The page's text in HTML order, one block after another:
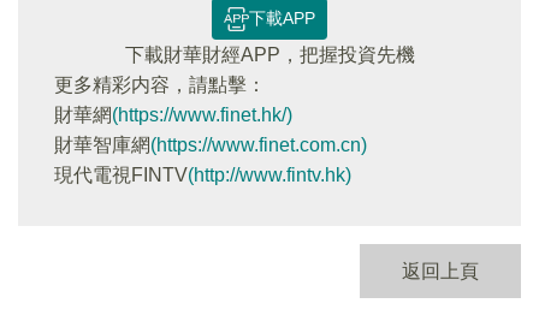
下載APP
下載財華財經APP，把握投資先機
更多精彩内容，請點擊：
財華網(https://www.finet.hk/)
財華智庫網(https://www.finet.com.cn)
現代電視FINTV(http://www.fintv.hk)
返回上頁